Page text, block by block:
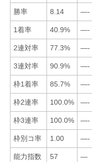
勝率 8.14 —-
1着率 40.9% —-
2連対率 77.3% —-
3連対率 90.9% —-
枠1着率 85.7% —-
枠2連率 100.0% —-
枠3連率 100.0% —-
枠別コ率 1.00 —-
能力指数 57 —